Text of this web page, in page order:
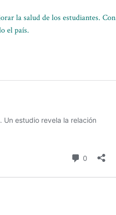
la salud de los estudiantes. Con
el país.